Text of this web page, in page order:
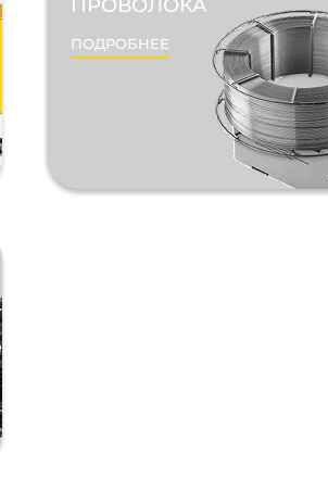
ПРОВОЛОКА
ПОДРОБНЕЕ